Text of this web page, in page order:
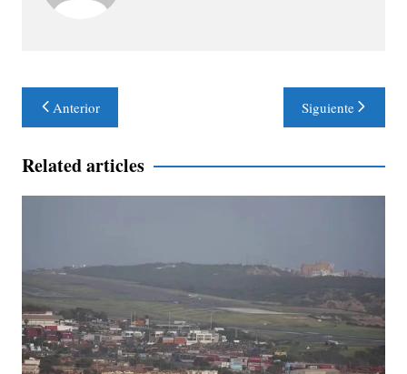
Navegación
de
entradas
Anterior Siguiente
Related articles